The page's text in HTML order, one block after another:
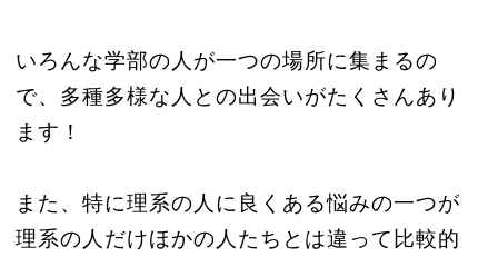
いろんな学部の人が一つの場所に集まるの
で、多種多様な人との出会いがたくさんあり
ます！
また、特に理系の人に良くある悩みの一つが
理系の人だけほかの人たちとは違って比較的